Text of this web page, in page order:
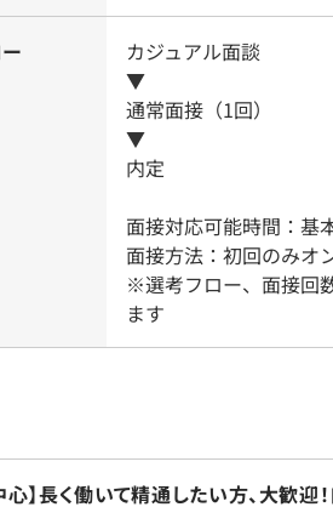
カジュアル面談
▼
通常面接（1回）
▼
内定
面接対応可能時間：基
面接方法：初回のみオ
※選考フロー、面接回
ます
心】長く働いて精通したい方、大歓